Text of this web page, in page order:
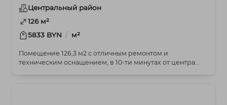
Центральный район
126 м²
5833 BYN / м²
Помещение 126,3 м2 с отличным ремонтом и
техническим оснащением, в 10-ти минутах от центра